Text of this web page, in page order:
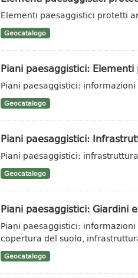
Elementi paesaggistici protetti
Geocatalogo
Piani paesaggistici:
Piani paesaggistici:
Geocatalogo
Piani paesaggistici:
Piani paesaggistici: infrastruttura
Geocatalogo
Piani paesaggistici: Giardini
Piani paesaggistici:
copertura del suolo,
Geocatalogo